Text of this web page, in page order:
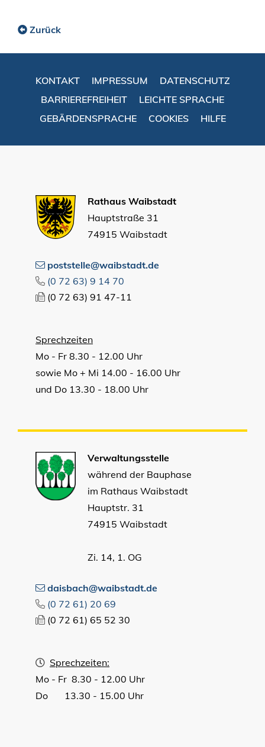
Zurück
KONTAKT IMPRESSUM
DATENSCHUTZ
BARRIEREFREIHEIT
LEICHTE SPRACHE
GEBÄRDENSPRACHE
COOKIES HILFE
Rathaus Waibstadt
Hauptstraße 31
74915 Waibstadt
poststelle@waibstadt.de
(0 72 63) 9 14 70
(0 72 63) 91 47-11
Sprechzeiten
Mo - Fr 8.30 - 12.00 Uhr
sowie Mo + Mi 14.00 - 16.00 Uhr
und Do 13.30 - 18.00 Uhr
Verwaltungsstelle
während der Bauphase
im Rathaus Waibstadt
Hauptstr. 31
74915 Waibstadt
Zi. 14, 1. OG
daisbach@waibstadt.de
(0 72 61) 20 69
(0 72 61) 65 52 30
Sprechzeiten:
Mo - Fr 8.30 - 12.00 Uhr
Do 13.30 - 15.00 Uhr